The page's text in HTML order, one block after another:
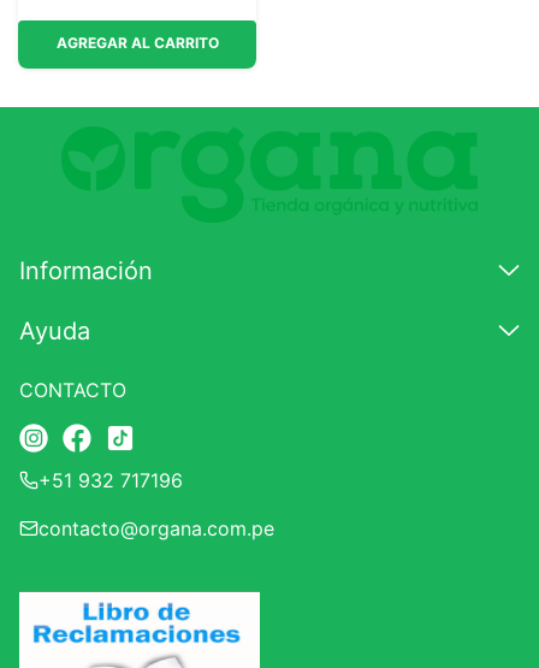
AGREGAR AL CARRITO
Información
Ayuda
CONTACTO
+51 932 717196
contacto@organa.com.pe